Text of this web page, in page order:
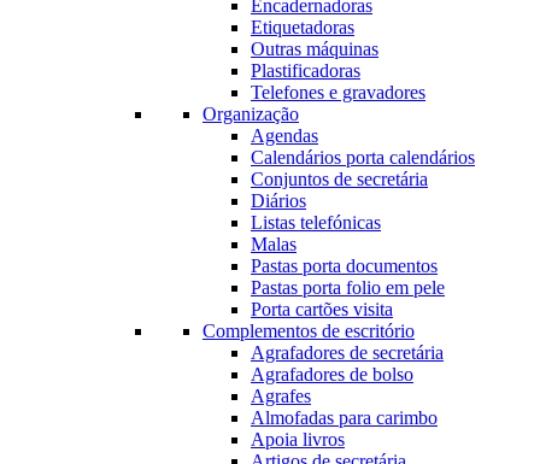
Encadernadoras
Etiquetadoras
Outras máquinas
Plastificadoras
Telefones e gravadores
Organização
Agendas
Calendários porta calendários
Conjuntos de secretária
Diários
Listas telefónicas
Malas
Pastas porta documentos
Pastas porta folio em pele
Porta cartões visita
Complementos de escritório
Agrafadores de secretária
Agrafadores de bolso
Agrafes
Almofadas para carimbo
Apoia livros